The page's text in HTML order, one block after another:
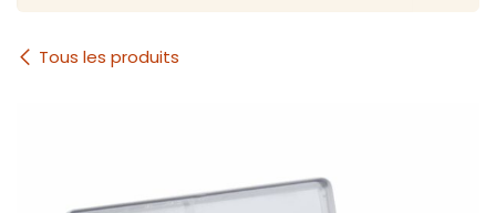
Tous les produits